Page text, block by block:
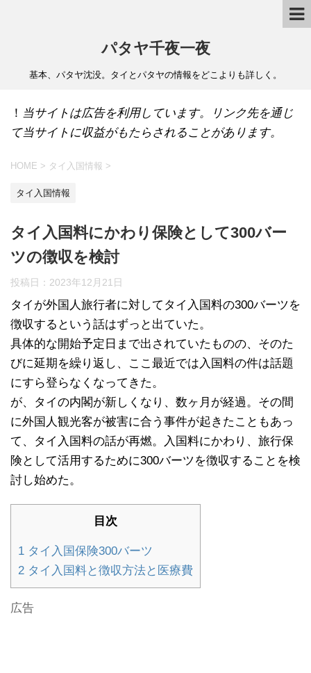
パタヤ千夜一夜
基本、パタヤ沈没。タイとパタヤの情報をどこよりも詳しく。
！ 当サイトは広告を利用しています。リンク先を通じ
て当サイトに収益がもたらされることがあります。
HOME > タイ入国情報 >
タイ入国情報
タイ入国料にかわり保険として300バー
ツの徴収を検討
投稿日： 2023年12月21日
タイが外国人旅行者に対してタイ入国料の300バーツを
徴収するという話はずっと出ていた。
具体的な開始予定日まで出されていたものの、そのた
びに延期を繰り返し、ここ最近では入国料の件は話題
にすら登らなくなってきた。
が、タイの内閣が新しくなり、数ヶ月が経過。その間
に外国人観光客が被害に合う事件が起きたこともあっ
て、タイ入国料の話が再燃。入国料にかわり、旅行保
険として活用するために300バーツを徴収することを検
討し始めた。
目次
1 タイ入国保険300バーツ
2 タイ入国料と徴収方法と医療費
広告